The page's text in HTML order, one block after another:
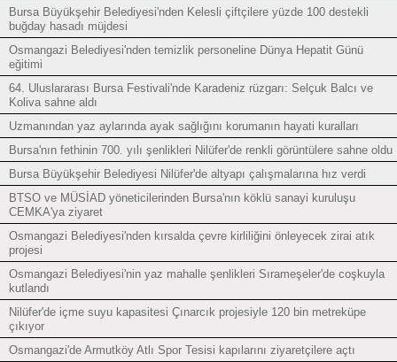
Bursa Büyükşehir Belediyesi'nden Kelesli çiftçilere yüzde 100 destekli
buğday hasadı müjdesi
Osmangazi Belediyesi'nden temizlik personeline Dünya Hepatit Günü
eğitimi
64. Uluslararası Bursa Festivali'nde Karadeniz rüzgarı: Selçuk Balcı ve
Koliva sahne aldı
Uzmanından yaz aylarında ayak sağlığını korumanın hayati kuralları
Bursa'nın fethinin 700. yılı şenlikleri Nilüfer'de renkli görüntülere sahne oldu
Bursa Büyükşehir Belediyesi Nilüfer'de altyapı çalışmalarına hız verdi
BTSO ve MÜSİAD yöneticilerinden Bursa'nın köklü sanayi kuruluşu
CEMKA'ya ziyaret
Osmangazi Belediyesi'nden kırsalda çevre kirliliğini önleyecek zirai atık
projesi
Osmangazi Belediyesi'nin yaz mahalle şenlikleri Sırameşeler'de coşkuyla
kutlandı
Nilüfer'de içme suyu kapasitesi Çınarcık projesiyle 120 bin metreküpe
çıkıyor
Osmangazi'de Armutköy Atlı Spor Tesisi kapılarını ziyaretçilere açtı